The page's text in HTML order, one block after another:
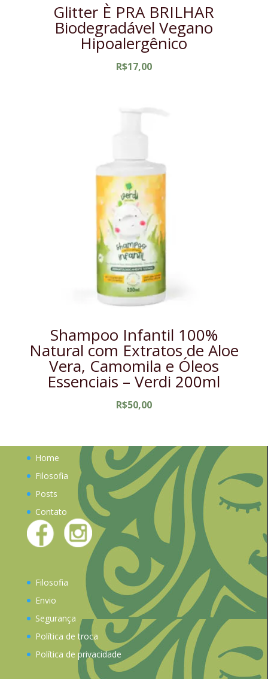
Glitter È PRA BRILHAR
Biodegradável Vegano
Hipoalergênico
R$17,00
Shampoo Infantil 100%
Natural com Extratos de Aloe
Vera, Camomila e Óleos
Essenciais – Verdi 200ml
R$50,00
Home
Filosofia
Posts
Contato
Filosofia
Envio
Segurança
Política de troca
Política de privacidade